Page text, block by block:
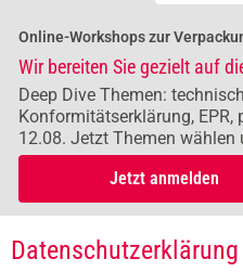
Online-Workshops zur
Wir bereiten Sie gezielt auf
Deep Dive Themen:
Konformitätserklärung, EPR,
12.08. Jetzt Themen wählen
Jetzt anmelden
Datenschutzerklärung